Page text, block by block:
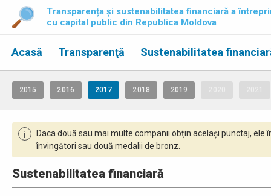
Transparența și sustenabilitatea financiară a
cu capital public din Republica Moldova
Acasă Transparenţă Sustenabilitatea
2015 2016 2017 2018 2019
i
Daca două sau mai multe companii obțin același punctaj,
învingători sau două medalii de bronz.
Sustenabilitatea financiară